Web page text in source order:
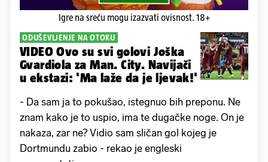
Igre na sreću mogu izazvati ovisnost. 18+
ODUŠEVLJENJE NA OTOKU
VIDEO Ovo su svi golovi Joška
Gvardiola za Man. City. Navijači
u ekstazi: 'Ma laže da je ljevak!'
- Da sam ja to pokušao, istegnuo bih preponu. Ne
znam kako je to uspio, ima te dugačke noge. On je
nakaza, zar ne? Vidio sam sličan gol kojeg je
Dortmundu zabio - rekao je engleski